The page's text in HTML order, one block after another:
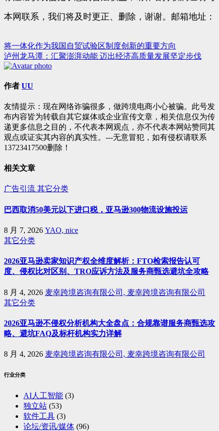
本网联系，我们将及时更正、删除，谢谢。邮箱地址：
文
章
导
将一体化作为我国自贸试验区制度创新的重要方向
泸州龙马潭：汇聚澎湃动能 迈出经济高质量发展坚定步伐
作者 UU
友情提示：现在网络诈骗很多，做跨境电商小心被骗。此号发
布内容皆为转载自其它媒体或企业宣传文章，相关信息仅为传
递更多信息之目的，不代表本网观点，亦不代表本网站赞同其
观点或证实其内容的真实性。---无意冒犯，如有侵权请联系
13723417500删除！
相关文章
广告引流 其它分类
巴西取消50美元以下进口税，亚马逊300物流设施投运
8 月 7, 2026 YAO, nice
其它分类
2026亚马逊卖家知识产权全维度解析：FTO检索报告认可
度、侵权比对区别、TRO应诉方法及服务商甄选避坑全攻略
8 月 4, 2026 麦幸跨境咨询有限公司, 麦幸跨境咨询有限公司
其它分类
2026亚马逊不侵权分析机构大全盘点：合规靠谱服务商甄选攻
略、避坑FAQ及标杆机构实力详解
8 月 4, 2026 麦幸跨境咨询有限公司, 麦幸跨境咨询有限公司
行业分类
AI人工智能 (3)
独立站 (53)
软件工具 (3)
论坛/资讯/媒体 (96)